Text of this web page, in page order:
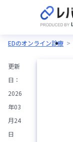
EDのオンライン診療
更新
日：
2026
年03
月24
日